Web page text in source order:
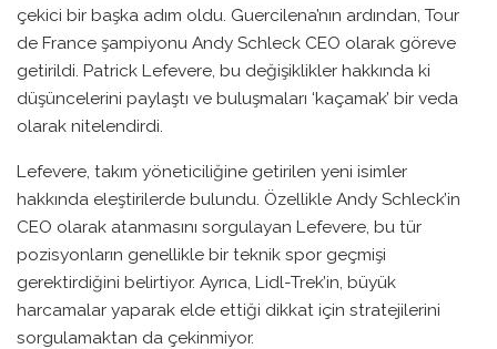
çekici bir başka adım oldu. Guercilena’nın ardından, Tour
de France şampiyonu Andy Schleck CEO olarak göreve
getirildi. Patrick Lefevere, bu değişiklikler hakkında ki
düşüncelerini paylaştı ve buluşmaları ‘kaçamak’ bir veda
olarak nitelendirdi.
Lefevere, takım yöneticiliğine getirilen yeni isimler
hakkında eleştirilerde bulundu. Özellikle Andy Schleck’in
CEO olarak atanmasını sorgulayan Lefevere, bu tür
pozisyonların genellikle bir teknik spor geçmişi
gerektirdiğini belirtiyor. Ayrıca, Lidl-Trek’in, büyük
harcamalar yaparak elde ettiği dikkat için stratejilerini
sorgulamaktan da çekinmiyor.